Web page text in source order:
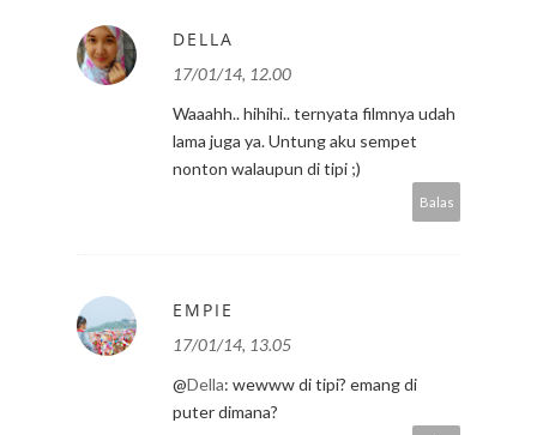
DELLA
17/01/14, 12.00
Waaahh.. hihihi.. ternyata filmnya udah
lama juga ya. Untung aku sempet
nonton walaupun di tipi ;)
Balas
EMPIE
17/01/14, 13.05
@Della: wewww di tipi? emang di
puter dimana?